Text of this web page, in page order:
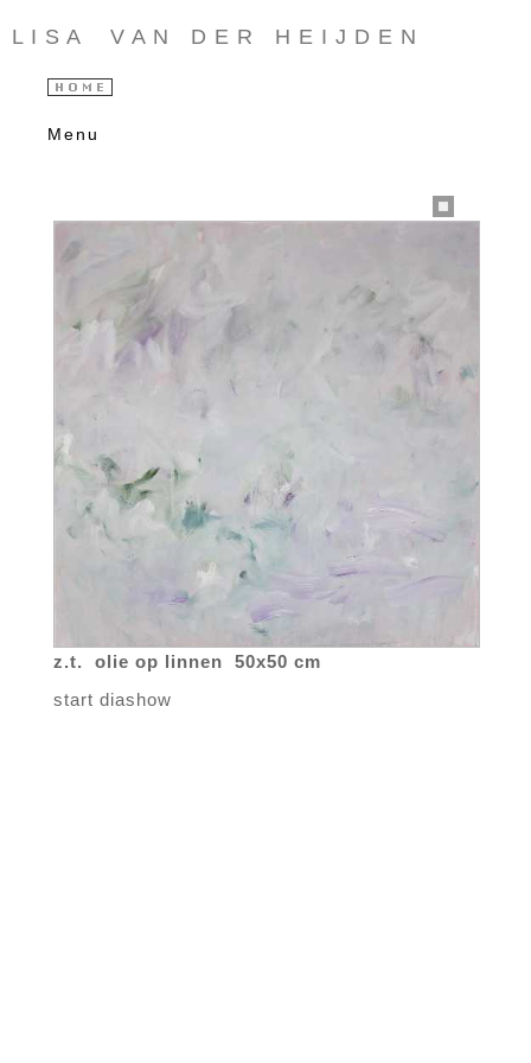
L I S A V A N D E R H E I J D E N
Menu
z.t. olie op linnen 50x50 cm
start diashow